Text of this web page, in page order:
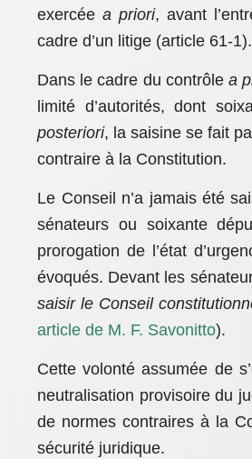
exercéea priori, avant
cadre d’un litige (article 61-1).
Dans le cadre du contrôle a
limité d’autorités, dont
posteriori, la saisine se fait
contraire à la Constitution.
Le Conseil n’a jamais été
sénateurs ou soixante
prorogation de l’état
évoqués. Devant les
saisir le Conseil
article de M. F. Savonitto).
Cette volonté assumée de
neutralisation provisoire du
de normes contraires à la
sécurité juridique.